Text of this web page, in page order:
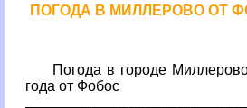
ПОГОДА В МИЛЛЕРОВО ОТ
Погода в городе
года от Фобос